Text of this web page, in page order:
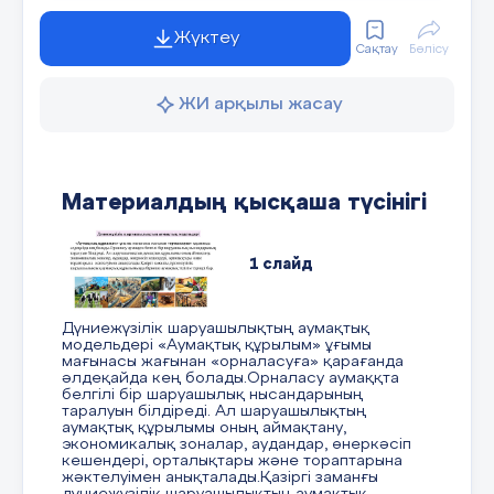
Қажетті ресурстар: Атлас карталары,
Сабақтың
кезеңі/
уақыты
І.
Сабақтың
басы (20
мин.)
Ұйымдастыру кезеңі (3 мин.)
Топпен амандасу, топты түгендеу.
Өткен тақырыпты еске түсіру және
жаңа тақырыппен байланыстыру
Жүктеу
Сақтау Бөлісу
ЖИ арқылы жасау
Материалдың қысқаша түсінігі
1 слайд
Дүниежүзілік шаруашылықтың аумақтық
модельдері «Аумақтық құрылым» ұғымы
мағынасы жағынан «орналасуға» қарағанда
әлдеқайда кең болады.Орналасу аумаққта
белгілі бір шаруашылық нысандарының
таралуын білдіреді. Ал шаруашылықтың
аумақтық құрылымы оның аймақтану,
экономикалық зоналар, аудандар, өнеркәсіп
кешендері, орталықтары және тораптарына
жәктелуімен анықталады.Қазіргі заманғы